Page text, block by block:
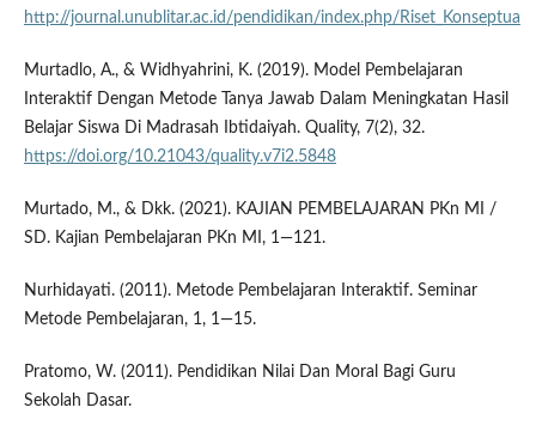
http://journal.unublitar.ac.id/pendidikan/index.php/Riset_Konseptua
Murtadlo, A., & Widhyahrini, K. (2019). Model Pembelajaran
Interaktif Dengan Metode Tanya Jawab Dalam Meningkatan Hasil
Belajar Siswa Di Madrasah Ibtidaiyah. Quality, 7(2), 32.
https://doi.org/10.21043/quality.v7i2.5848
Murtado, M., & Dkk. (2021). KAJIAN PEMBELAJARAN PKn MI /
SD. Kajian Pembelajaran PKn MI, 1—121.
Nurhidayati. (2011). Metode Pembelajaran Interaktif. Seminar
Metode Pembelajaran, 1, 1—15.
Pratomo, W. (2011). Pendidikan Nilai Dan Moral Bagi Guru
Sekolah Dasar.